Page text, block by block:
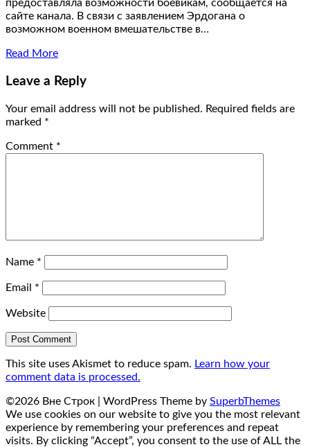
предоставляла возможности боевикам, сообщается на
сайте канала. В связи с заявлением Эрдогана о
возможном военном вмешательстве в…
Read More
Leave a Reply
Your email address will not be published. Required fields are
marked *
Comment *
Name *
Email *
Website
This site uses Akismet to reduce spam. Learn how your
comment data is processed.
©2026 Вне Строк | WordPress Theme by SuperbThemes
We use cookies on our website to give you the most relevant
experience by remembering your preferences and repeat
visits. By clicking “Accept”, you consent to the use of ALL the